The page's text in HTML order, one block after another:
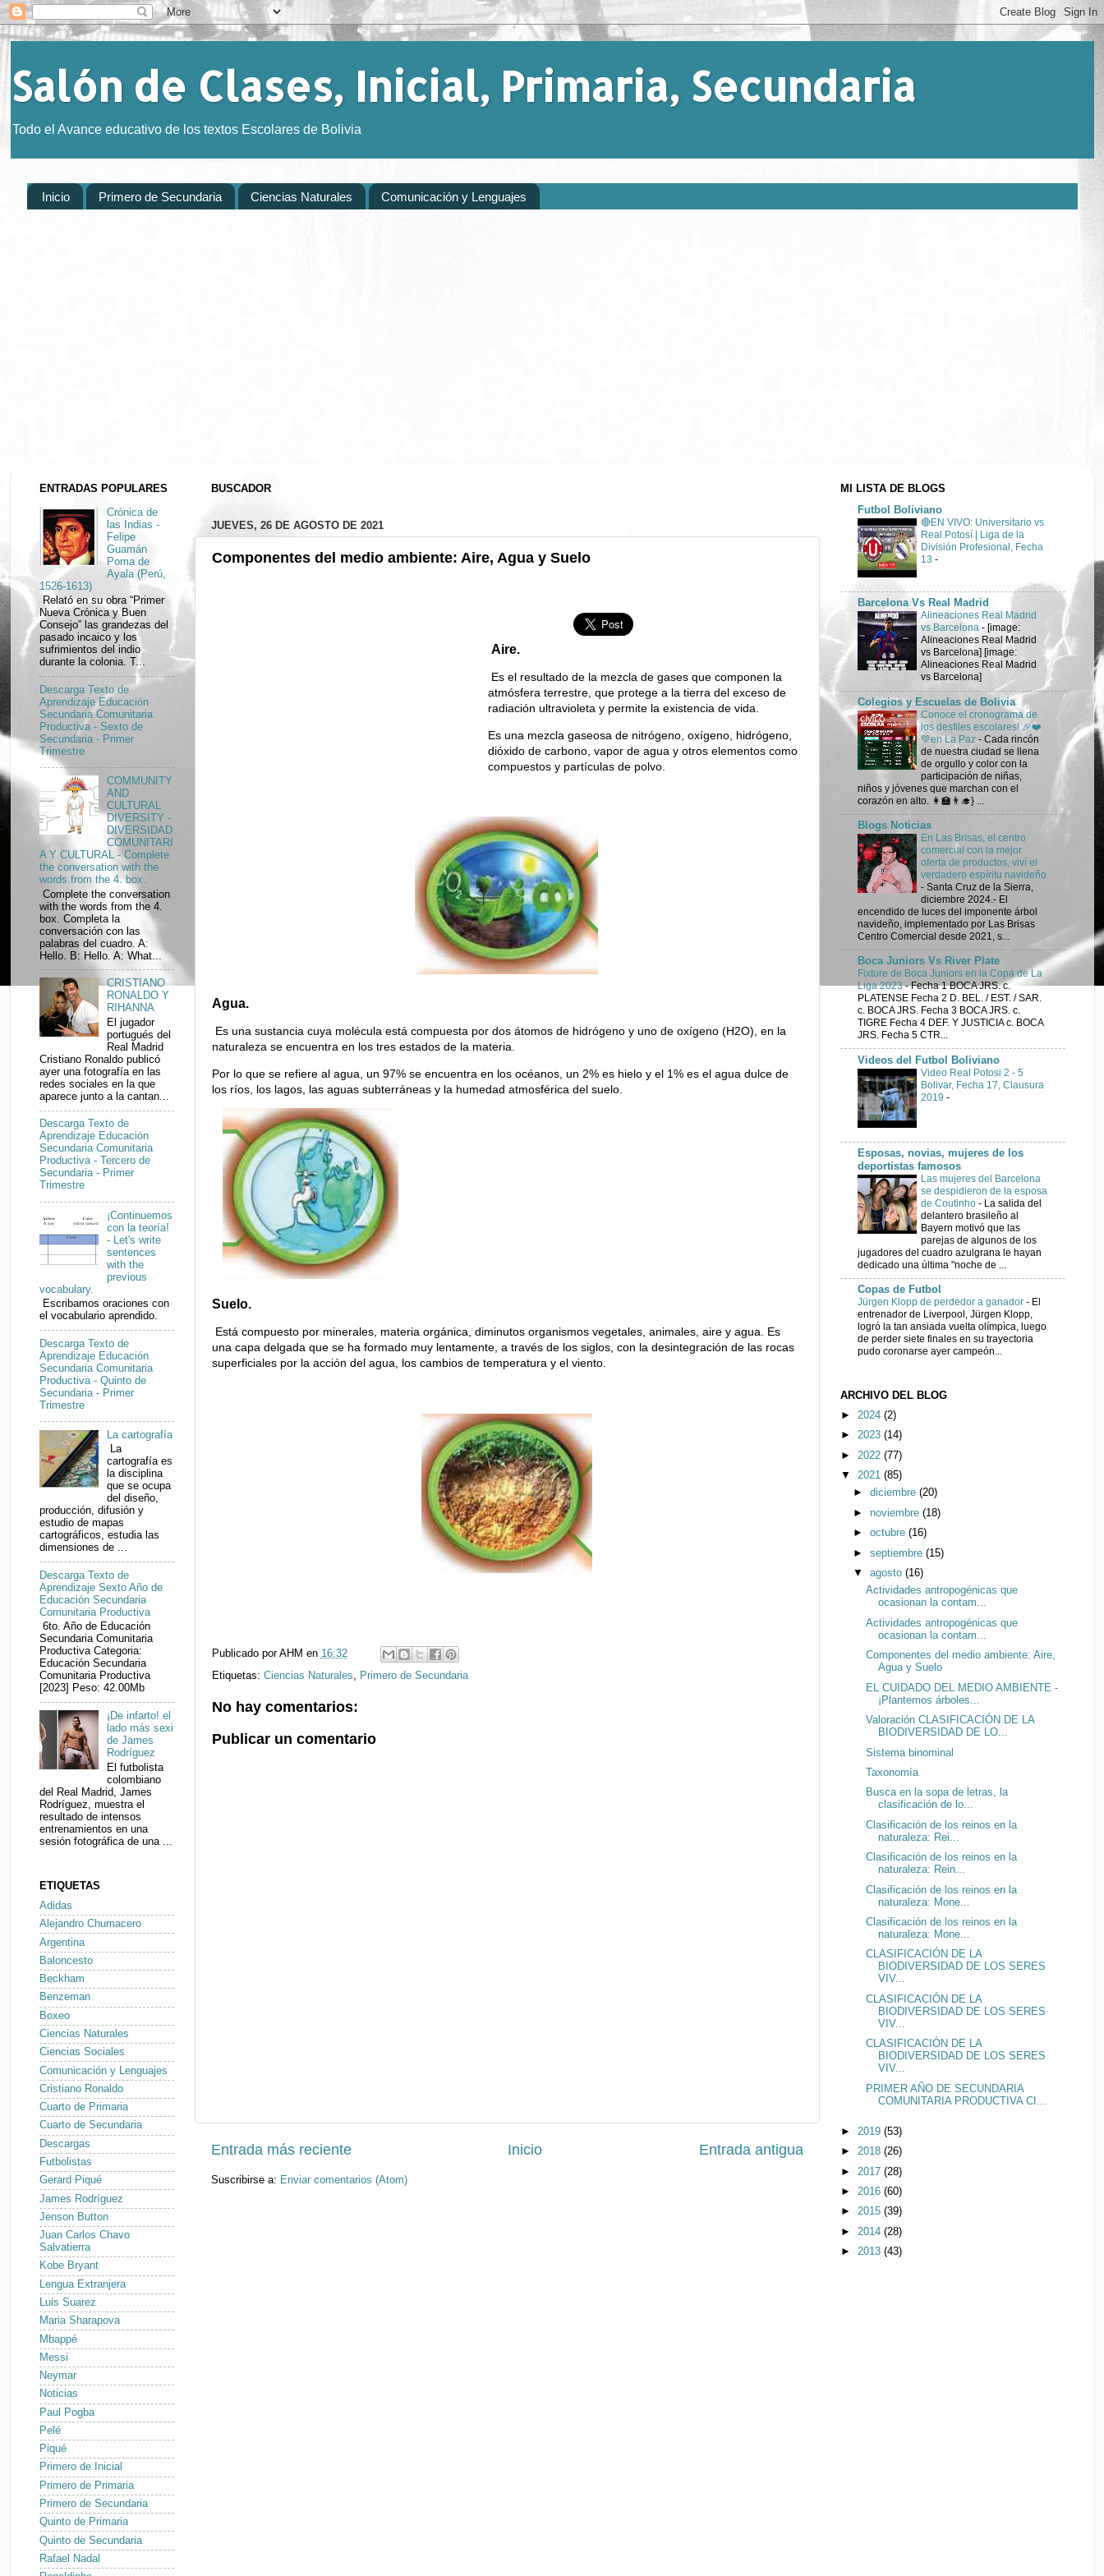
Salón de Clases, Inicial, Primaria, Secundaria
Todo el Avance educativo de los textos Escolares de Bolivia
Inicio Primero de Secundaria Ciencias Naturales Comunicación y Lenguajes
BUSCADOR
JUEVES, 26 DE AGOSTO DE 2021
Componentes del medio ambiente: Aire, Agua y Suelo
Aire.
Es el resultado de la mezcla de gases que componen la
atmósfera terrestre, que protege a la tierra del exceso de
radiación ultravioleta y permite la existencia de vida.
Es una mezcla gaseosa de nitrógeno, oxígeno, hidrógeno,
dióxido de carbono, vapor de agua y otros elementos como
compuestos y partículas de polvo.
Agua.
Es una sustancia cuya molécula está compuesta por dos átomos de hidrógeno y uno de oxígeno (H2O), en la
naturaleza se encuentra en los tres estados de la materia.
Por lo que se refiere al agua, un 97% se encuentra en los océanos, un 2% es hielo y el 1% es el agua dulce de
los ríos, los lagos, las aguas subterráneas y la humedad atmosférica del suelo.
Suelo.
Está compuesto por minerales, materia orgánica, diminutos organismos vegetales, animales, aire y agua. Es
una capa delgada que se ha formado muy lentamente, a través de los siglos, con la desintegración de las rocas
superficiales por la acción del agua, los cambios de temperatura y el viento.
Publicado porAHM en 16:32
Etiquetas: Ciencias Naturales Primero de Secundaria
No hay comentarios:
Publicar un comentario
Entrada más reciente Entrada antigua
Inicio
Suscribirse a: Enviar comentarios (Atom)
ENTRADAS POPULARES
Crónica de
las Indias -
Felipe
Guamán
Poma de
Ayala (Perú,
1526-1613)
Relató en su obra “Primer
Nueva Crónica y Buen
Consejo” las grandezas del
pasado incaico y los
sufrimientos del indio
durante la colonia. T...
Descarga Texto de
Aprendizaje Educación
Secundaria Comunitaria
Productiva - Sexto de
Secundaria - Primer
Trimestre
COMMUNITY
AND
CULTURAL
DIVERSITY -
DIVERSIDAD
COMUNITARI
A Y CULTURAL - Complete
the conversation with the
words from the 4. box.
Complete the conversation
with the words from the 4.
box. Completa la
conversación con las
palabras del cuadro. A:
Hello. B: Hello. A: What...
CRISTIANO
RONALDO Y
RIHANNA
El jugador
portugués del
Real Madrid
Cristiano Ronaldo publicó
ayer una fotografía en las
redes sociales en la que
aparece junto a la cantan...
Descarga Texto de
Aprendizaje Educación
Secundaria Comunitaria
Productiva - Tercero de
Secundaria - Primer
Trimestre
¡Continuemos
con la teoría!
- Let's write
sentences
with the
previous
vocabulary.
Escribamos oraciones con
el vocabulario aprendido.
Descarga Texto de
Aprendizaje Educación
Secundaria Comunitaria
Productiva - Quinto de
Secundaria - Primer
Trimestre
La cartografía
La
cartografía es
la disciplina
que se ocupa
del diseño,
producción, difusión y
estudio de mapas
cartográficos, estudia las
dimensiones de ...
Descarga Texto de
Aprendizaje Sexto Año de
Educación Secundaria
Comunitaria Productiva
6to. Año de Educación
Secundaria Comunitaria
Productiva Categoria:
Educación Secundaria
Comunitaria Productiva
[2023] Peso: 42.00Mb
¡De infarto! el
lado más sexi
de James
Rodríguez
El futbolista
colombiano
del Real Madrid, James
Rodríguez, muestra el
resultado de intensos
entrenamientos en una
sesión fotográfica de una ...
ETIQUETAS
Adidas
Alejandro Chumacero
Argentina
Baloncesto
Beckham
Benzeman
Boxeo
Ciencias Naturales
Ciencias Sociales
Comunicación y Lenguajes
Cristiano Ronaldo
Cuarto de Primaria
Cuarto de Secundaria
Descargas
Futbolistas
Gerard Piqué
James Rodríguez
Jenson Button
Juan Carlos Chavo
Salvatierra
Kobe Bryant
Lengua Extranjera
Luis Suarez
Maria Sharapova
Mbappé
Messi
Neymar
Noticias
Paul Pogba
Pelé
Piqué
Primero de Inicial
Primero de Primaria
Primero de Secundaria
Quinto de Primaria
Quinto de Secundaria
Rafael Nadal
MI LISTA DE BLOGS
Futbol Boliviano
🔴EN VIVO: Universitario vs
Real Potosí | Liga de la
División Profesional, Fecha
13 -
Barcelona Vs Real Madrid
Alineaciones Real Madrid
vs Barcelona - [image:
Alineaciones Real Madrid
vs Barcelona] [image:
Alineaciones Real Madrid
vs Barcelona]
Colegios y Escuelas de Bolivia
Conoce el cronograma de
los desfiles escolares! 🎉❤️
💚en La Paz - Cada rincón
de nuestra ciudad se llena
de orgullo y color con la
participación de niñas,
niños y jóvenes que marchan con el
corazón en alto. 👩‍🏫👨‍🎓} ...
Blogs Noticias
En Las Brisas, el centro
comercial con la mejor
oferta de productos, viví el
verdadero espíritu navideño
- Santa Cruz de la Sierra,
diciembre 2024.- El
encendido de luces del imponente árbol
navideño, implementado por Las Brisas
Centro Comercial desde 2021, s...
Boca Juniors Vs River Plate
Fixture de Boca Juniors en la Copa de La
Liga 2023-Fecha 1 BOCA JRS. c.
PLATENSE Fecha 2 D. BEL. / EST. / SAR.
c. BOCA JRS. Fecha 3 BOCA JRS. c.
TIGRE Fecha 4 DEF. Y JUSTICIA c. BOCA
JRS. Fecha 5 CTR...
Videos del Futbol Boliviano
Video Real Potosi 2 - 5
Bolivar, Fecha 17, Clausura
2019 -
Esposas, novias, mujeres de los
deportistas famosos
Las mujeres del Barcelona
se despidieron de la esposa
de Coutinho - La salida del
delantero brasileño al
Bayern motivó que las
parejas de algunos de los
jugadores del cuadro azulgrana le hayan
dedicado una última "noche de ...
Copas de Futbol
Jürgen Klopp de perdedor a ganador - El
entrenador de Liverpool, Jürgen Klopp,
logró la tan ansiada vuelta olímpìca, luego
de perder siete finales en su trayectoria
pudo coronarse ayer campeón...
ARCHIVO DEL BLOG
► 2024 (2)
► 2023 (14)
►
2022 (77)
▼ 2021 (85)
► diciembre (20)
► noviembre (18)
► octubre (16)
► septiembre (15)
▼ agosto (16)
Actividades antropogénicas que
ocasionan la contam...
Actividades antropogénicas que
ocasionan la contam...
Componentes del medio ambiente: Aire,
Agua y Suelo
EL CUIDADO DEL MEDIO AMBIENTE -
¡Plantemos árboles...
Valoración CLASIFICACIÓN DE LA
BIODIVERSIDAD DE LO...
Sistema binominal
Taxonomía
Busca en la sopa de letras, la
clasificación de lo...
Clasificación de los reinos en la
naturaleza: Rei...
Clasificación de los reinos en la
naturaleza: Rein...
Clasificación de los reinos en la
naturaleza: Mone...
Clasificación de los reinos en la
naturaleza: Mone...
CLASIFICACIÓN DE LA
BIODIVERSIDAD DE LOS SERES
VIV...
CLASIFICACIÓN DE LA
BIODIVERSIDAD DE LOS SERES
VIV...
CLASIFICACIÓN DE LA
BIODIVERSIDAD DE LOS SERES
VIV...
PRIMER AÑO DE SECUNDARIA
COMUNITARIA PRODUCTIVA CI...
► 2019 (53)
► 2018 (26)
►
2017 (28)
► 2016 (60)
► 2015 (39)
► 2014 (28)
► 2013 (43)